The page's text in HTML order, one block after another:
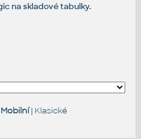
na skladové tabulky.
Mobilní| Klasické